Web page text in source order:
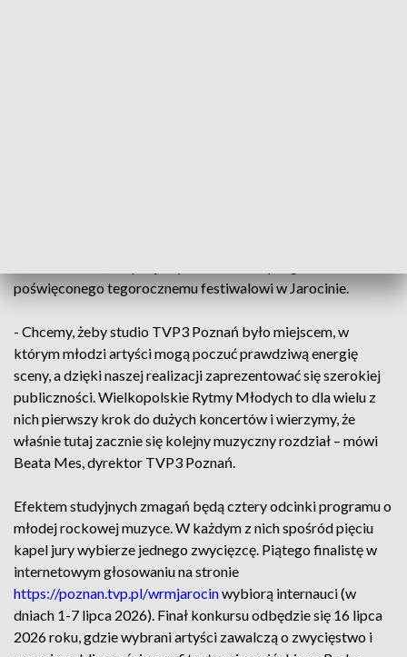
poświęconego tegorocznemu festiwalowi w Jarocinie.
- Chcemy, żeby studio TVP3 Poznań było miejscem, w
którym młodzi artyści mogą poczuć prawdziwą energię
sceny, a dzięki naszej realizacji zaprezentować się szerokiej
publiczności. Wielkopolskie Rytmy Młodych to dla wielu z
nich pierwszy krok do dużych koncertów i wierzymy, że
właśnie tutaj zacznie się kolejny muzyczny rozdział – mówi
Beata Mes, dyrektor TVP3 Poznań.
Efektem studyjnych zmagań będą cztery odcinki programu o
młodej rockowej muzyce. W każdym z nich spośród pięciu
kapel jury wybierze jednego zwycięzcę. Piątego finalistę w
internetowym głosowaniu na stronie
https://poznan.tvp.pl/wrmjarocinwybiorą internauci (w
dniach 1-7 lipca 2026). Finał konkursu odbędzie się 16 lipca
2026 roku, gdzie wybrani artyści zawalczą o zwycięstwo i